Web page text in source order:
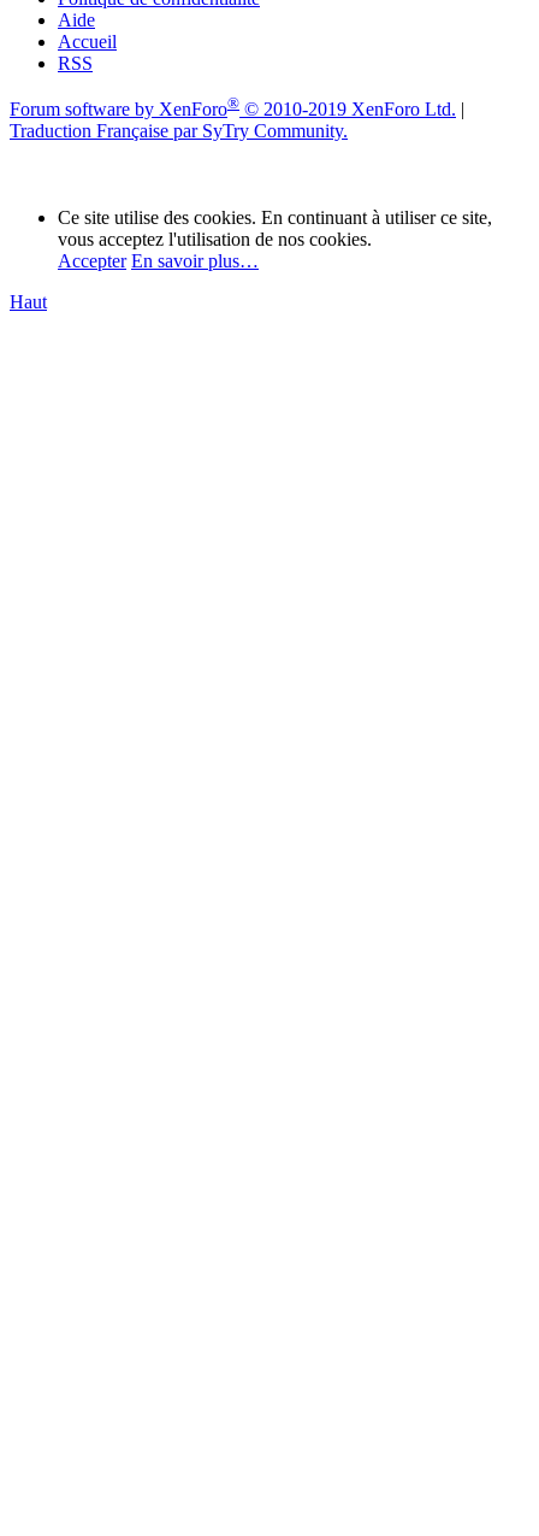
Aide
Accueil
RSS
Forum software by XenForo® © 2010-2019 XenForo Ltd. |
Traduction Française par SyTry Community.
Ce site utilise des cookies. En continuant à utiliser ce site,
vous acceptez l'utilisation de nos cookies.
Accepter En savoir plus…
Haut